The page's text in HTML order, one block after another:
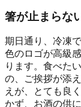
箸が止まらな
期日通り、冷凍
色のロゴが高級
ります。食べた
の、ご挨拶が添
えが、とても良
かず、お酒の供